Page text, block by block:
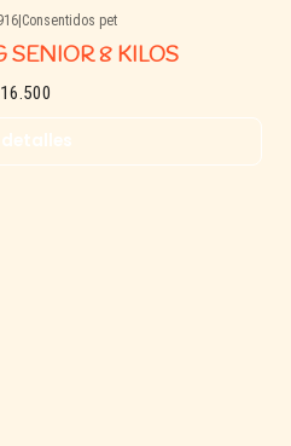
Consentidos pet
SENIOR 8 KILOS
detalles